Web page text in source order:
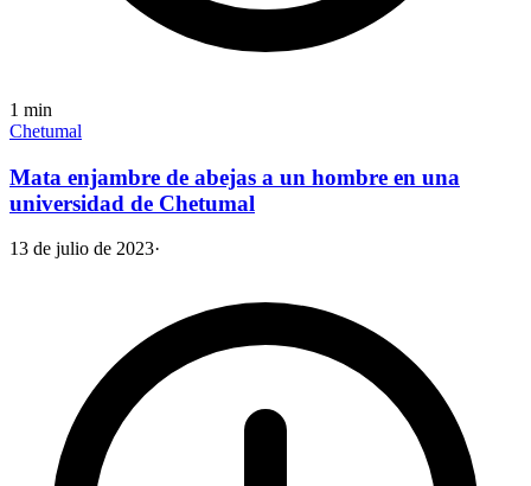
1 min
Chetumal
Mata enjambre de abejas a un hombre en una
universidad de Chetumal
13 de julio de 2023·